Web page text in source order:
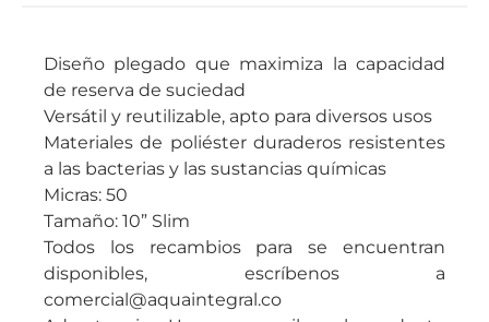
Diseño plegado que maximiza la capacidad
de reserva de suciedad
Versátil y reutilizable, apto para diversos usos
Materiales de poliéster duraderos resistentes
a las bacterias y las sustancias químicas
Micras: 50
Tamaño: 10” Slim
Todos los recambios para se encuentran
disponibles, escríbenos a
comercial@aquaintegral.co